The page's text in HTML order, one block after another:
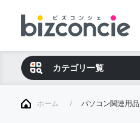
カテゴリ一覧
ホーム パソコン関連用品